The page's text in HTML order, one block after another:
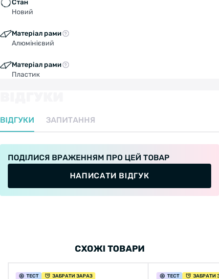
Стан
Новий
Матеріал рами
Алюмінієвий
Матеріал рами
Пластик
ВІДГУКИ ЗАПИТАННЯ
ПОДІЛИСЯ ВРАЖЕННЯМ ПРО ЦЕЙ ТОВАР
НАПИСАТИ ВІДГУК
СХОЖІ ТОВАРИ
ТЕСТ ЗАБРАТИ ЗАРАЗ ТЕСТ ЗАБРАТИ